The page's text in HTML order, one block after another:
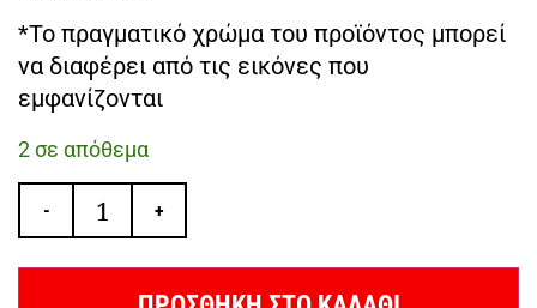
*Το πραγματικό χρώμα του προϊόντος μπορεί
να διαφέρει από τις εικόνες που
εμφανίζονται
2 σε απόθεμα
- +